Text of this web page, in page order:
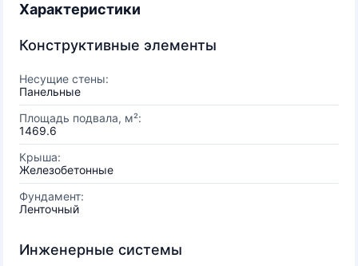
Характеристики
Конструктивные элементы
Несущие стены:
Панельные
Площадь подвала, м²:
1469.6
Крыша:
Железобетонные
Фундамент:
Ленточный
Инженерные системы